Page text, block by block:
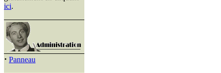
ici.
· Panneau